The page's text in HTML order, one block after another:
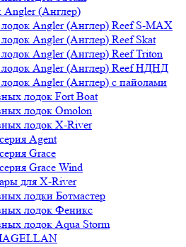
Angler (Англер)
лодок Angler (Англер) Reef S-MAX
Angler (Англер) Reef Skat
Angler (Англер) Reef Triton
лодок Angler (Англер) Reef НДНД
Angler (Англер) с пайолами
лодок Fort Boat
лодок Omolon
лодок X-River
Agent
Grace
Grace Wind
для X-River
лодки Ботмастер
лодок Феникc
лодок Aqua Storm